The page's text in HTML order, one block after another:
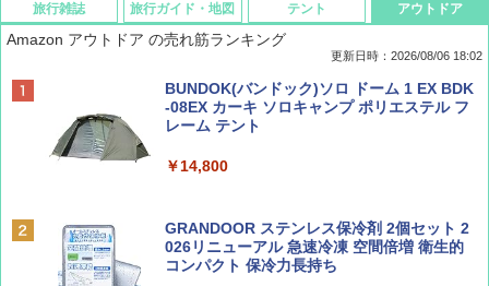
旅行雑誌
ディズニーファン ２０２６年 ９月号 [雑
誌] (ＤＩＳＮＥＹ ＦＡＮ)
Coyote No.89 特集 星野道夫 夢見る旅
￥1,540
旅行ガイド・地図
D40 地球の歩き方 チェンマイ タイ北部の魅
力的な町 2026～2027 地球の歩き方D アジア
A09 地球の歩き方 イタリア 2026～2027 地
球の歩き方A ヨーロッパ
テント
[キャンパーズコレクション 山善] ポップアッ
プテント 傘みたいに広げて畳める パッとサ
ッとサンシェード キューブ フルクローズ メ
&ハイキング カーキ PATC-150(KH)
PYKES PEAK (パイクスピーク) 着替えテン
アウトドア
Amazon アウトドア の売れ筋ランキング
更新日時：2026/08/06 18:02
BUNDOK(バンドック)ソロ ドーム 1 EX BDK
-08EX カーキ ソロキャンプ ポリエステル フ
レーム テント
￥14,800
GRANDOOR ステンレス保冷剤 2個セット 2
026リニューアル 急速冷凍 空間倍増 衛生的
コンパクト 保冷力長持ち